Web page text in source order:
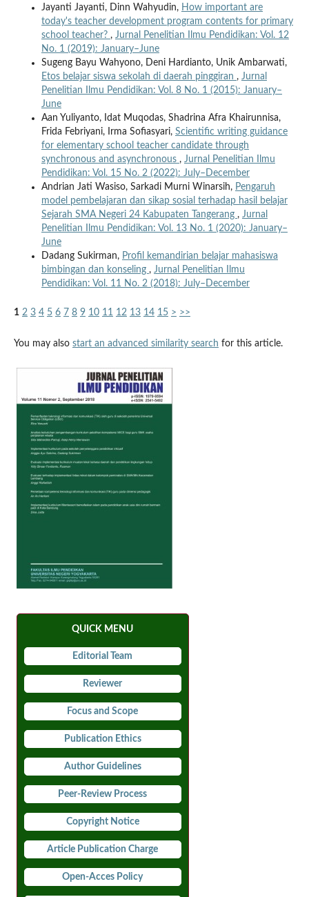
Jayanti Jayanti, Dinn Wahyudin, How important are
today's teacher development program contents for primary
school teacher? , Jurnal Penelitian Ilmu Pendidikan: Vol. 12
No. 1 (2019): January–June
Sugeng Bayu Wahyono, Deni Hardianto, Unik Ambarwati,
Etos belajar siswa sekolah di daerah pinggiran , Jurnal
Penelitian Ilmu Pendidikan: Vol. 8 No. 1 (2015): January–
June
Aan Yuliyanto, Idat Muqodas, Shadrina Afra Khairunnisa,
Frida Febriyani, Irma Sofiasyari, Scientific writing guidance
for elementary school teacher candidate through
synchronous and asynchronous , Jurnal Penelitian Ilmu
Pendidikan: Vol. 15 No. 2 (2022): July–December
Andrian Jati Wasiso, Sarkadi Murni Winarsih, Pengaruh
model pembelajaran dan sikap sosial terhadap hasil belajar
Sejarah SMA Negeri 24 Kabupaten Tangerang , Jurnal
Penelitian Ilmu Pendidikan: Vol. 13 No. 1 (2020): January–
June
Dadang Sukirman, Profil kemandirian belajar mahasiswa
bimbingan dan konseling , Jurnal Penelitian Ilmu
Pendidikan: Vol. 11 No. 2 (2018): July–December
1 2 3 4 5 6 7 8 9 10 11 12 13 14 15 > >>
You may also start an advanced similarity search for this article.
QUICK MENU
Editorial Team
Reviewer
Focus and Scope
Publication Ethics
Author Guidelines
Peer-Review Process
Copyright Notice
Article Publication Charge
Open-Acces Policy